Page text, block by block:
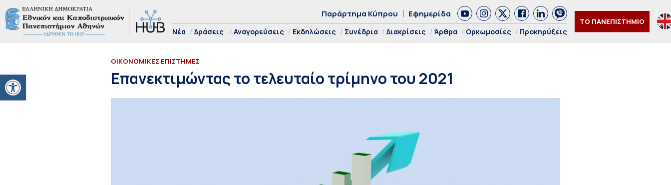
Ανοίξτε τη γραμμή εργαλείων
Παράρτημα Κύπρου Εφημερίδα
Νέα Δράσεις Αναγορεύσεις Εκδηλώσεις Συνέδρια Διακρίσεις Άρθρα Ορκωμοσίες Προκηρύξεις
ΤΟ ΠΑΝΕΠΙΣΤΗΜΙΟ
ΟΙΚΟΝΟΜΙΚΕΣ ΕΠΙΣΤΗΜΕΣ
Επανεκτιμώντας το τελευταίο τρίμηνο του 2021